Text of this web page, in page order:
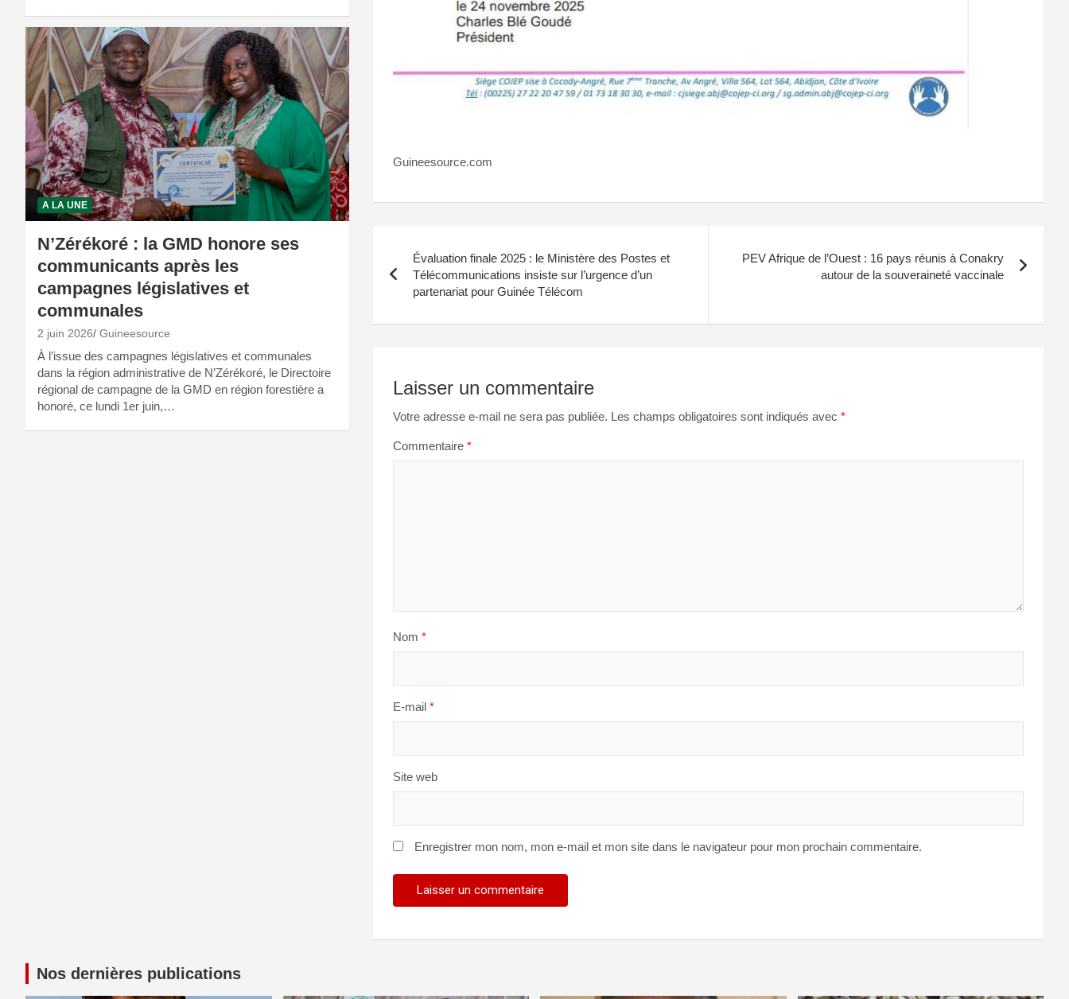
Guineesource.com
de
l’article
Évaluation finale 2025 : le Ministère des Postes et
Télécommunications insiste sur l’urgence d’un
partenariat pour Guinée Télécom
PEV Afrique de l’Ouest : 16 pays réunis à Conakry
autour de la souveraineté vaccinale
Laisser un commentaire
Votre adresse e-mail ne sera pas publiée. Les champs obligatoires sont indiqués avec *
Commentaire *
Nom *
E-mail *
Site web
Enregistrer mon nom, mon e-mail et mon site dans le navigateur pour mon prochain commentaire.
A LA UNE
N’Zérékoré : la GMD honore ses
communicants après les
campagnes législatives et
communales
2 juin 2026 Guineesource
À l’issue des campagnes législatives et communales
dans la région administrative de N’Zérékoré, le Directoire
régional de campagne de la GMD en région forestière a
honoré, ce lundi 1er juin,…
Nos dernières publications